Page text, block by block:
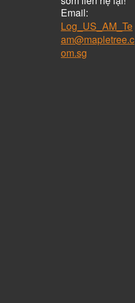
Email:
Log_US_AM_Te
am@mapletree.c
om.sg